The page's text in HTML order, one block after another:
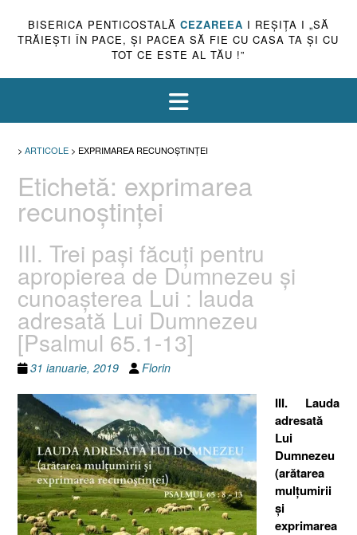
BISERICA PENTICOSTALĂ CEZAREEA I REŞIŢA I „SĂ
TRĂIEŞTI ÎN PACE, ŞI PACEA SĂ FIE CU CASA TA ŞI CU
TOT CE ESTE AL TĂU !”
> ARTICOLE > EXPRIMAREA RECUNOŞTINŢEI
Etichetă: exprimarea
recunoştinţei
III. Trei paşi făcuţi pentru
apropierea de Dumnezeu şi
cunoaşterea Lui : lauda
adresată Lui Dumnezeu
[Psalmul 65.1-13]
31 ianuarie, 2019 Florin
III. Lauda
adresată
Lui
Dumnezeu
(arătarea
mulţumirii
şi
exprimarea